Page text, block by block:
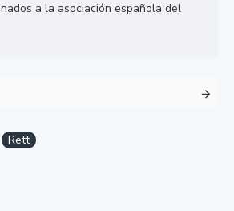
a la asociación española del
Rett